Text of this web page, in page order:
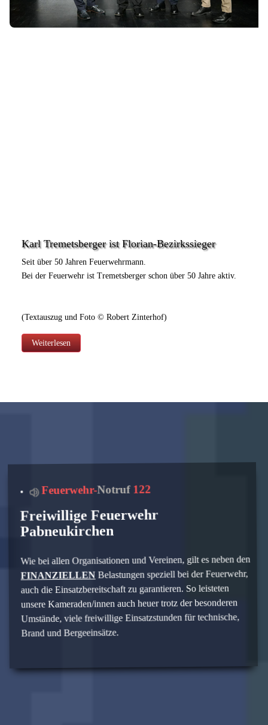
Karl Tremetsberger ist Florian-Bezirkssieger
Seit über 50 Jahren Feuerwehrmann.
Bei der Feuerwehr ist Tremetsberger schon über 50 Jahre aktiv.
(Textauszug und Foto © Robert Zinterhof)
Weiterlesen
Feuerwehr-Notruf 122
Freiwillige Feuerwehr
Pabneukirchen
Wie bei allen Organisationen und Vereinen, gilt es neben den
FINANZIELLEN Belastungen speziell bei der Feuerwehr,
auch die Einsatzbereitschaft zu garantieren. So leisteten
unsere Kameraden/innen auch heuer trotz der besonderen
Umstände, viele freiwillige Einsatzstunden für technische,
Brand und Bergeeinsätze.